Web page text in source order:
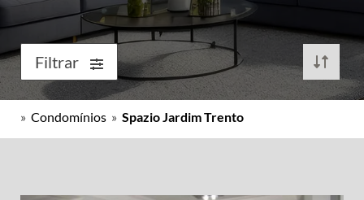
Filtrar
» Condomínios » Spazio Jardim Trento